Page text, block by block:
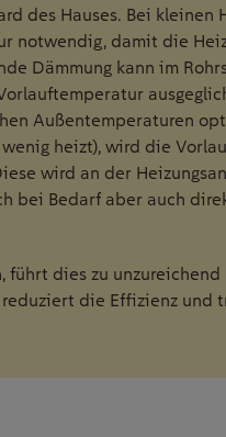
des Hauses. Bei kleinen
notwendig, damit die
Dämmung kann im
Außentemperaturen
heizt), wird die
wird an der
bei Bedarf aber auch
dies zu unzureichend
die Effizienz und